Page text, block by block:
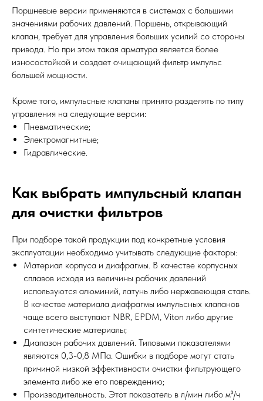
Поршневые версии применяются в системах с большими
значениями рабочих давлений. Поршень, открывающий
клапан, требует для управления больших усилий со стороны
привода. Но при этом такая арматура является более
износостойкой и создает очищающий фильтр импульс
большей мощности.
Кроме того, импульсные клапаны принято разделять по типу
управления на следующие версии:
Пневматические;
Электромагнитные;
Гидравлические.
Как выбрать импульсный клапан
для очистки фильтров
При подборе такой продукции под конкретные условия
эксплуатации необходимо учитывать следующие факторы:
Материал корпуса и диафрагмы. В качестве корпусных
сплавов исходя из величины рабочих давлений
используются алюминий, латунь либо нержавеющая сталь.
В качестве материала диафрагмы импульсных клапанов
чаще всего выступают NBR, EPDM, Viton либо другие
синтетические материалы;
Диапазон рабочих давлений. Типовыми показателями
являются 0,3-0,8 МПа. Ошибки в подборе могут стать
причиной низкой эффективности очистки фильтрующего
элемента либо же его повреждению;
Производительность. Этот показатель в л/мин либо м³/ч